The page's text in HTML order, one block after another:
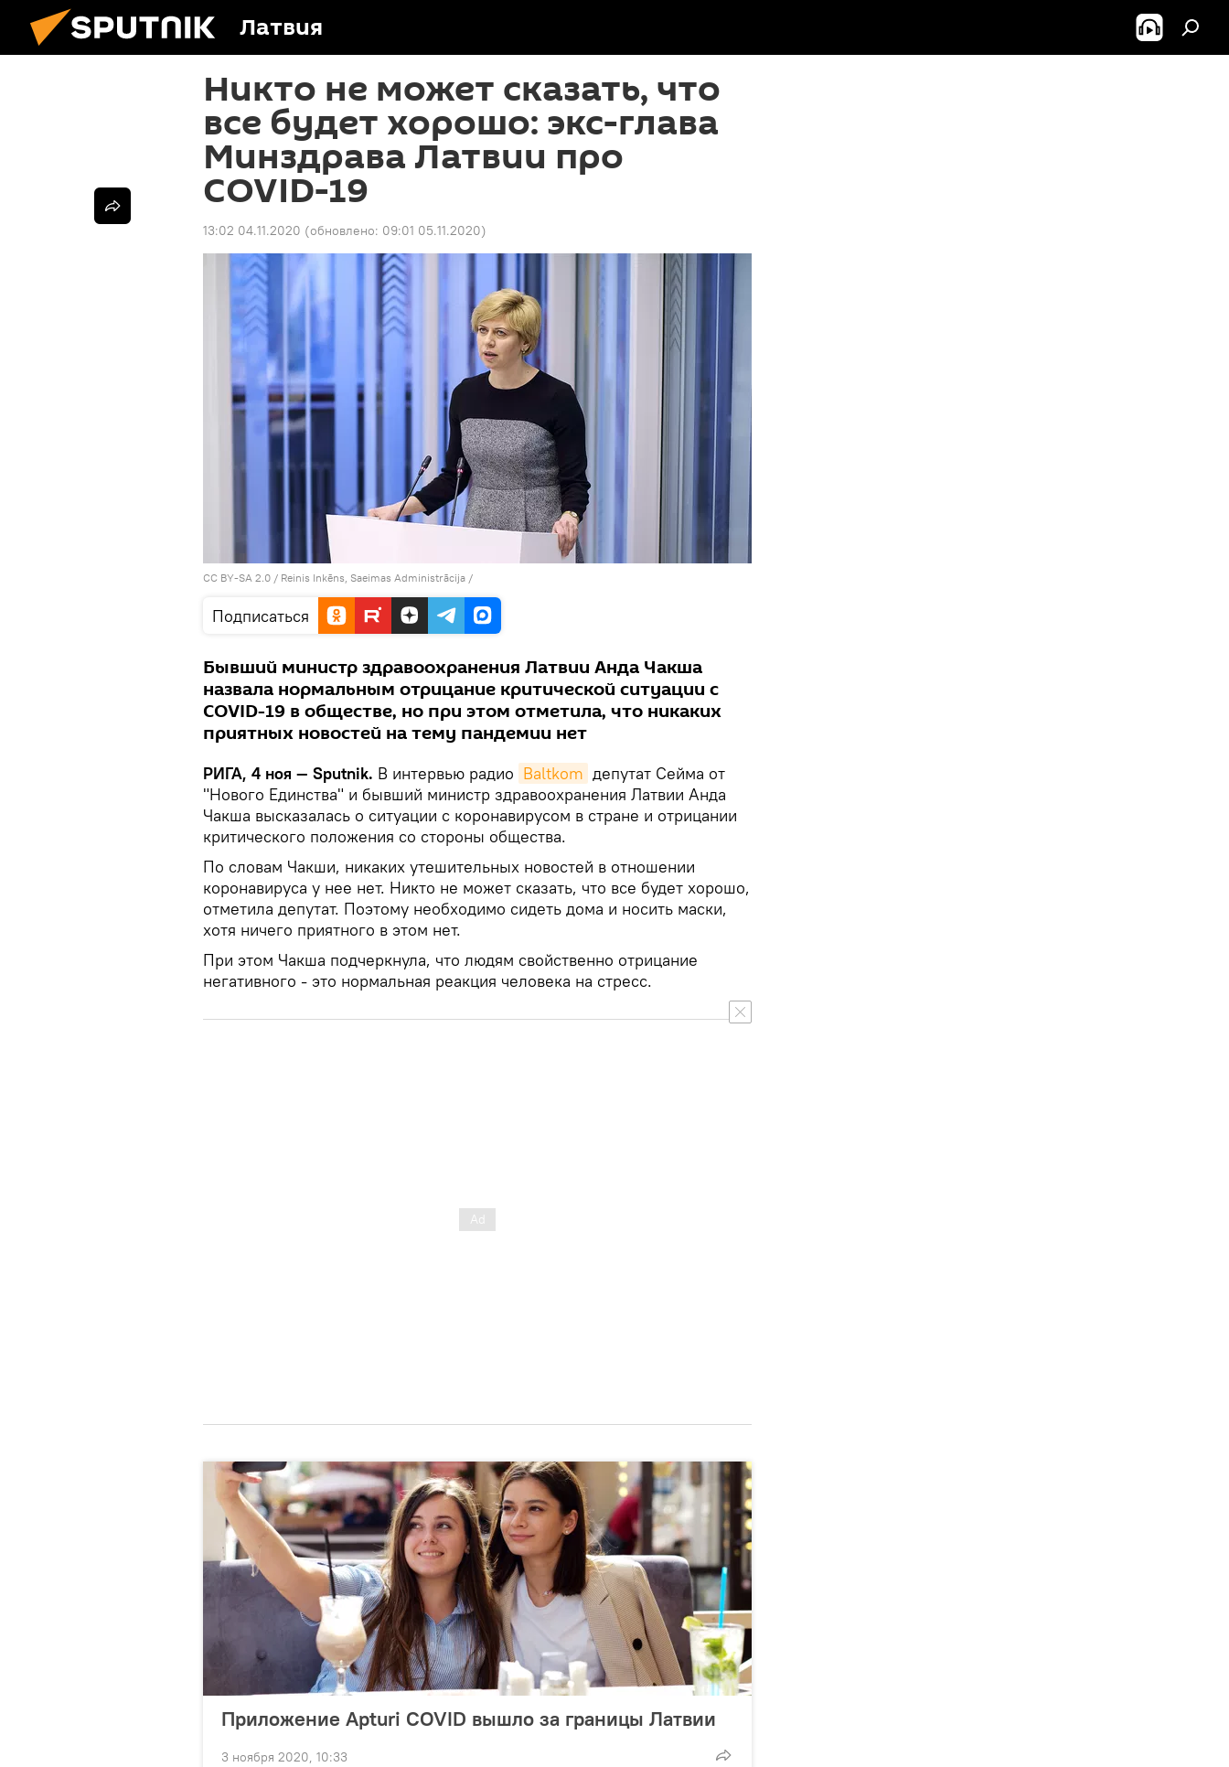
Латвия
Никто не может сказать, что
все будет хорошо: экс-глава
Минздрава Латвии про
COVID-19
13:02 04.11.2020 (обновлено: 09:01 05.11.2020)
CC BY-SA 2.0 / Reinis Inkēns, Saeimas Administrācija /
Подписаться
Бывший министр здравоохранения Латвии Анда Чакша
назвала нормальным отрицание критической ситуации с
COVID-19 в обществе, но при этом отметила, что никаких
приятных новостей на тему пандемии нет
РИГА, 4 ноя — Sputnik. В интервью радио Baltkom депутат Сейма от
"Нового Единства" и бывший министр здравоохранения Латвии Анда
Чакша высказалась о ситуации с коронавирусом в стране и отрицании
критического положения со стороны общества.
По словам Чакши, никаких утешительных новостей в отношении
коронавируса у нее нет. Никто не может сказать, что все будет хорошо,
отметила депутат. Поэтому необходимо сидеть дома и носить маски,
хотя ничего приятного в этом нет.
При этом Чакша подчеркнула, что людям свойственно отрицание
негативного - это нормальная реакция человека на стресс.
Приложение Apturi COVID вышло за границы Латвии
3 ноября 2020, 10:33